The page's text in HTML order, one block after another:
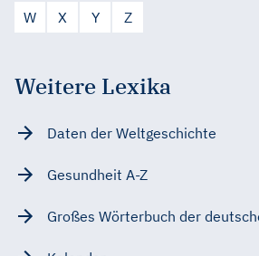
W
X Y Z
Weitere Lexika
Daten der Weltgeschichte
Gesundheit A-Z
Großes Wörterbuch der